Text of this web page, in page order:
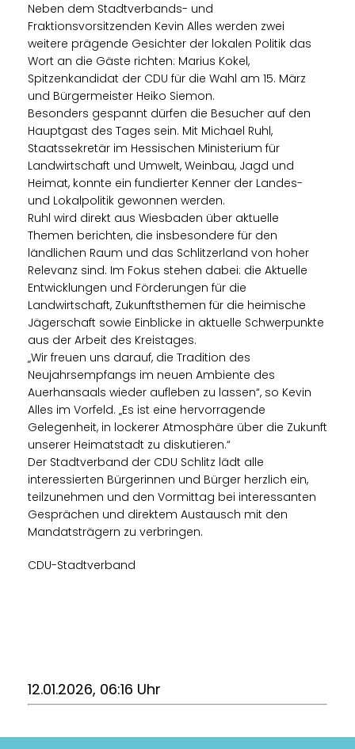
Neben dem Stadtverbands- und
Fraktionsvorsitzenden Kevin Alles werden zwei
weitere prägende Gesichter der lokalen Politik das
Wort an die Gäste richten: Marius Kokel,
Spitzenkandidat der CDU für die Wahl am 15. März
und Bürgermeister Heiko Siemon.
Besonders gespannt dürfen die Besucher auf den
Hauptgast des Tages sein. Mit Michael Ruhl,
Staatssekretär im Hessischen Ministerium für
Landwirtschaft und Umwelt, Weinbau, Jagd und
Heimat, konnte ein fundierter Kenner der Landes-
und Lokalpolitik gewonnen werden.
Ruhl wird direkt aus Wiesbaden über aktuelle
Themen berichten, die insbesondere für den
ländlichen Raum und das Schlitzerland von hoher
Relevanz sind. Im Fokus stehen dabei: die Aktuelle
Entwicklungen und Förderungen für die
Landwirtschaft, Zukunftsthemen für die heimische
Jägerschaft sowie Einblicke in aktuelle Schwerpunkte
aus der Arbeit des Kreistages.
Wir freuen uns darauf, die Tradition des
Neujahrsempfangs im neuen Ambiente des
Auerhansaals wieder aufleben zu lassen“, so Kevin
Alles im Vorfeld. „Es ist eine hervorragende
Gelegenheit, in lockerer Atmosphäre über die Zukunft
unserer Heimatstadt zu diskutieren.“
Der Stadtverband der CDU Schlitz lädt alle
interessierten Bürgerinnen und Bürger herzlich ein,
teilzunehmen und den Vormittag bei interessanten
Gesprächen und direktem Austausch mit den
Mandatsträgern zu verbringen.
CDU-Stadtverband
12.01.2026, 06:16 Uhr